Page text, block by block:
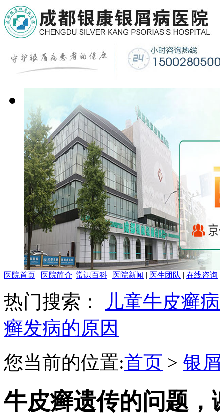
医院首页 | 医院简介 |常识百科 | 医院新闻 | 医生团队 | 在线咨询
热门搜索：
儿童牛皮癣
癣发病的原因
您当前的位置:首页 > 银
牛皮癣遗传的问题，